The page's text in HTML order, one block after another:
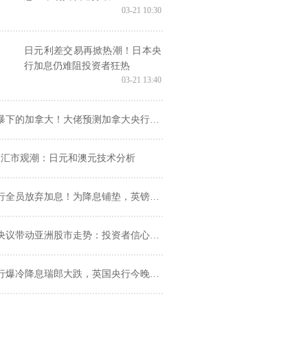
03-21 10:30
日元利差交易再掀热潮！日本央
行加息仍难阻投资者狂热
03-21 13:40
的加拿大！大佬预测加拿大央行将加速降息
市观潮：日元和澳元技术分析
放弃加息！为降息铺垫，英镑短线跳水20点后反弹
议带动亚洲股市走势：投资者信心回升
降息瑞郎大跌，英国央行今晚会突袭市场吗？